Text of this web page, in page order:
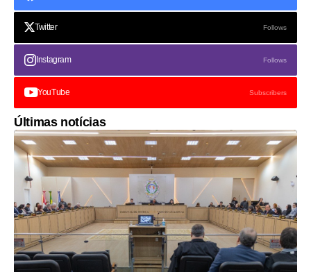
Twitter Follows
Instagram Follows
YouTube Subscribers
Últimas notícias